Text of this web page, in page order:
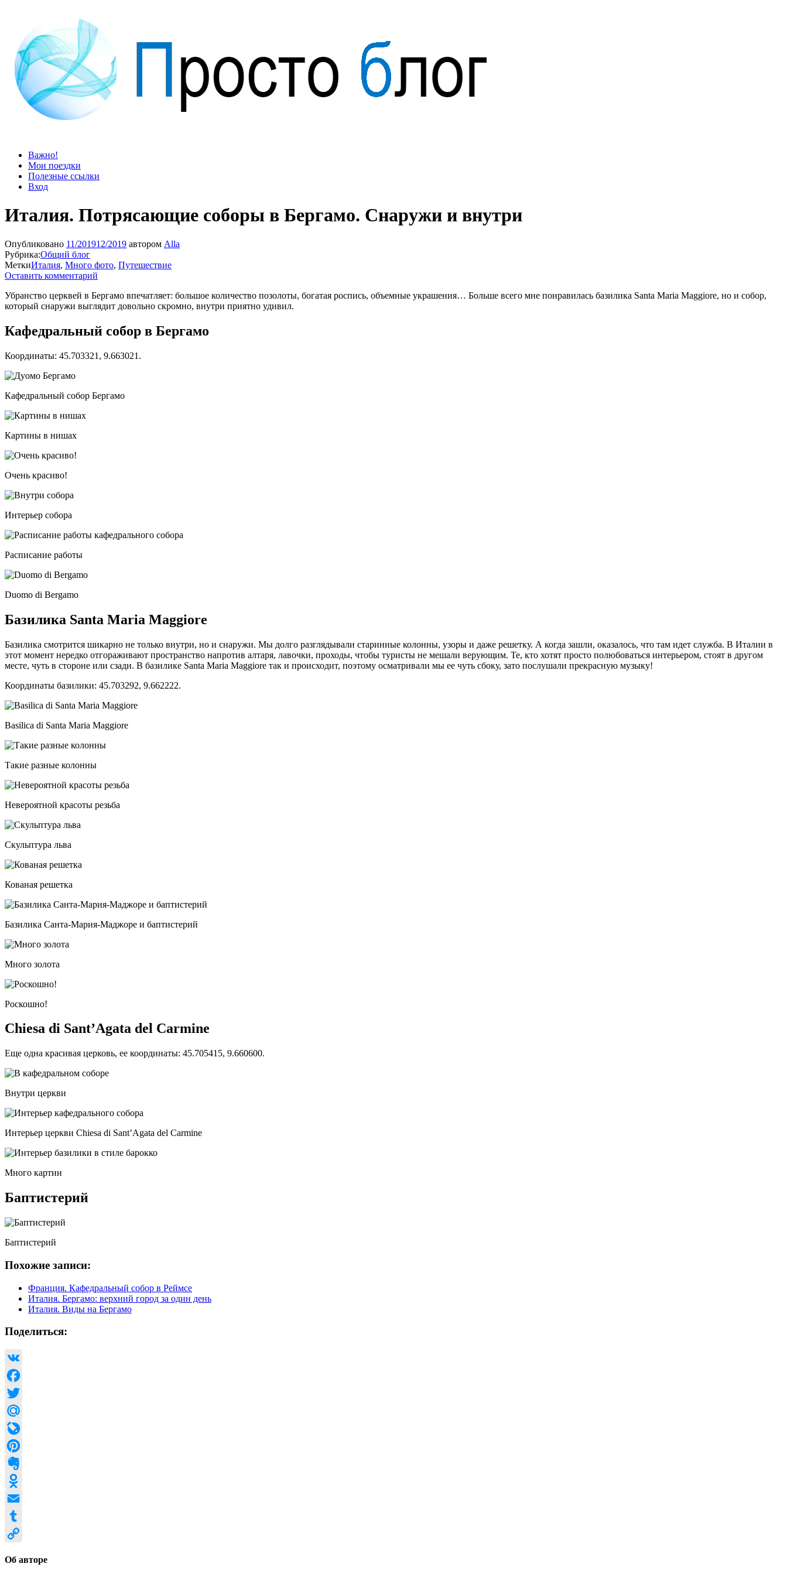
Просто блог
Мир удивительней, чем кажется
Важно!
Мои поездки
Полезные ссылки
Вход
Италия. Потрясающие соборы в Бергамо. Снаружи и внутри
Опубликовано 11/201912/2019 автором Alla
Рубрика:Общий блог
МеткиИталия, Много фото, Путешествие
Оставить комментарий
Убранство церквей в Бергамо впечатляет: большое количество позолоты, богатая роспись, объемные украшения… Больше всего мне понравилась базилика Santa Maria Maggiore, но и собор,
который снаружи выглядит довольно скромно, внутри приятно удивил.
Кафедральный собор в Бергамо
Координаты: 45.703321, 9.663021.
Кафедральный собор Бергамо
Картины в нишах
Очень красиво!
Интерьер собора
Расписание работы
Duomo di Bergamo
Базилика Santa Maria Maggiore
Базилика смотрится шикарно не только внутри, но и снаружи. Мы долго разглядывали старинные колонны, узоры и даже решетку. А когда зашли, оказалось, что там идет служба. В Италии в
этот момент нередко отгораживают пространство напротив алтаря, лавочки, проходы, чтобы туристы не мешали верующим. Те, кто хотят просто полюбоваться интерьером, стоят в другом
месте, чуть в стороне или сзади. В базилике Santa Maria Maggiore так и происходит, поэтому осматривали мы ее чуть сбоку, зато послушали прекрасную музыку!
Координаты базилики: 45.703292, 9.662222.
Basilica di Santa Maria Maggiore
Такие разные колонны
Невероятной красоты резьба
Скульптура льва
Кованая решетка
Базилика Санта-Мария-Маджоре и баптистерий
Много золота
Роскошно!
Chiesa di Sant’Agata del Carmine
Еще одна красивая церковь, ее координаты: 45.705415, 9.660600.
Внутри церкви
Интерьер церкви Chiesa di Sant’Agata del Carmine
Много картин
Баптистерий
Баптистерий
Похожие записи:
Франция. Кафедральный собор в Реймсе
Италия. Бергамо: верхний город за один день
Италия. Виды на Бергамо
Поделиться:
VK
Facebook
Twitter
Mail.Ru
LiveJournal
Pinterest
Evernote
Odnoklassniki
Email
Tumblr
Об авторе